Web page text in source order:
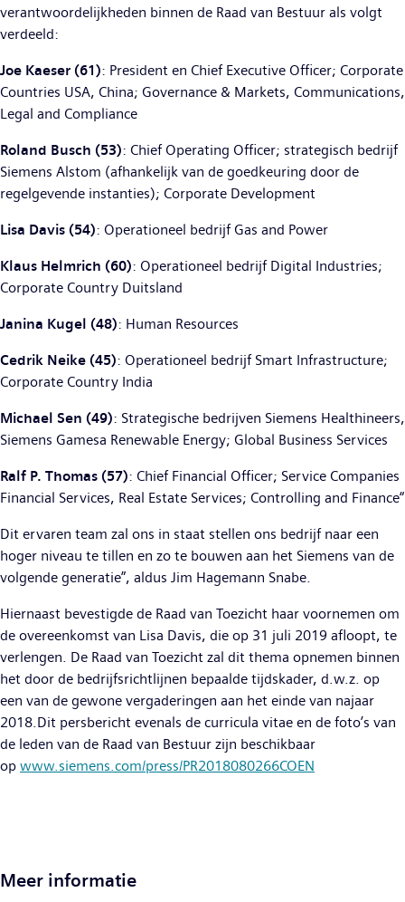
verantwoordelijkheden binnen de Raad van Bestuur als volgt
verdeeld:
Joe Kaeser (61): President en Chief Executive Officer; Corporate
Countries USA, China; Governance & Markets, Communications,
Legal and Compliance
Roland Busch (53): Chief Operating Officer; strategisch bedrijf
Siemens Alstom (afhankelijk van de goedkeuring door de
regelgevende instanties); Corporate Development
Lisa Davis (54): Operationeel bedrijf Gas and Power
Klaus Helmrich (60): Operationeel bedrijf Digital Industries;
Corporate Country Duitsland
Janina Kugel (48): Human Resources
Cedrik Neike (45): Operationeel bedrijf Smart Infrastructure;
Corporate Country India
Michael Sen (49): Strategische bedrijven Siemens Healthineers,
Siemens Gamesa Renewable Energy; Global Business Services
Ralf P. Thomas (57): Chief Financial Officer; Service Companies
Financial Services, Real Estate Services; Controlling and Finance“
Dit ervaren team zal ons in staat stellen ons bedrijf naar een
hoger niveau te tillen en zo te bouwen aan het Siemens van de
volgende generatie”, aldus Jim Hagemann Snabe.
Hiernaast bevestigde de Raad van Toezicht haar voornemen om
de overeenkomst van Lisa Davis, die op 31 juli 2019 afloopt, te
verlengen. De Raad van Toezicht zal dit thema opnemen binnen
het door de bedrijfsrichtlijnen bepaalde tijdskader, d.w.z. op
een van de gewone vergaderingen aan het einde van najaar
2018.Dit persbericht evenals de curricula vitae en de foto’s van
de leden van de Raad van Bestuur zijn beschikbaar
op www.siemens.com/press/PR2018080266COEN
Meer informatie